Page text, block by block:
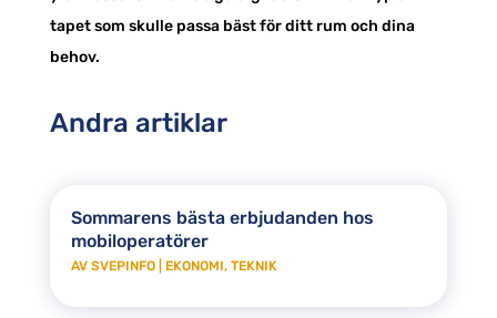
tapet som skulle passa bäst för ditt rum och dina
behov.
Andra artiklar
Sommarens bästa erbjudanden hos
mobiloperatörer
AV SVEPINFO| EKONOMI, TEKNIK